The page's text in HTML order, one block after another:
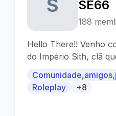
S
SE66
188
Hello There!! Venho
do Império Sith, clã
Roleplay
+8